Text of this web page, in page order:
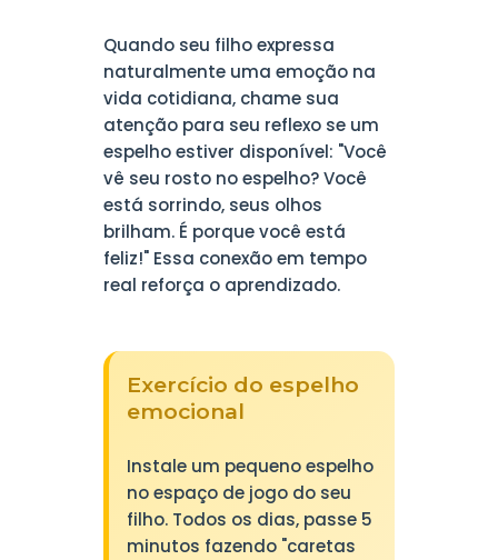
Quando seu filho expressa
naturalmente uma emoção na
vida cotidiana, chame sua
atenção para seu reflexo se um
espelho estiver disponível: "Você
vê seu rosto no espelho? Você
está sorrindo, seus olhos
brilham. É porque você está
feliz!" Essa conexão em tempo
real reforça o aprendizado.
Exercício do espelho
emocional
Instale um pequeno espelho
no espaço de jogo do seu
filho. Todos os dias, passe 5
minutos fazendo "caretas